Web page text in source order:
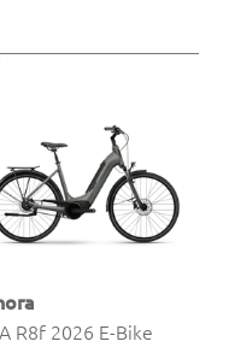
R8f 2026 E-Bike